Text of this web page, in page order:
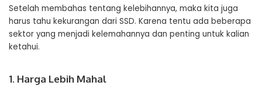
Setelah membahas tentang kelebihannya, maka kita juga
harus tahu kekurangan dari SSD. Karena tentu ada beberapa
sektor yang menjadi kelemahannya dan penting untuk kalian
ketahui.
1. Harga Lebih Mahal